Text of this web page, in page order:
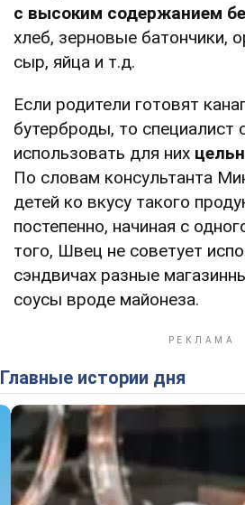
с высоким содержанием
хлеб, зерновые батончики,
сыр, яйца и т.д.
Если родители готовят
бутерброды, то специалист
использовать для них
По словам консультанта
детей ко вкусу такого
постепенно, начиная с
того, Швец не советует
сэндвичах разные
соусы вроде майонеза.
Главные истории дня